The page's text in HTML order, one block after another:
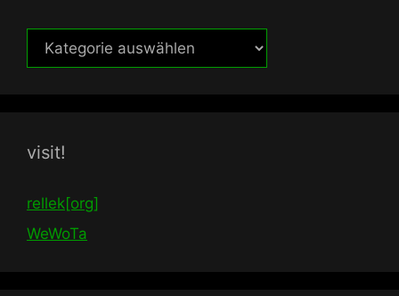
themen
visit!
rellek[org]
WeWoTa